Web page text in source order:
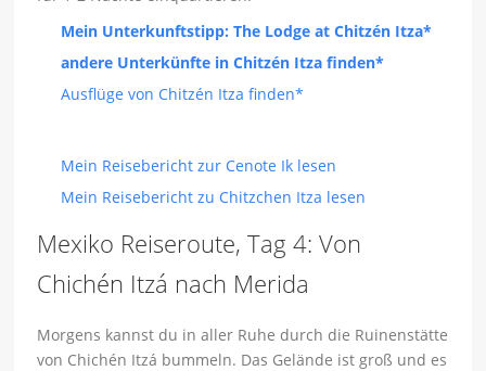
Mein Unterkunftstipp: The Lodge at Chitzén Itza*
andere Unterkünfte in Chitzén Itza finden*
Ausflüge von Chitzén Itza finden*
Mein Reisebericht zur Cenote Ik lesen
Mein Reisebericht zu Chitzchen Itza lesen
Mexiko Reiseroute, Tag 4: Von
Chichén Itzá nach Merida
Morgens kannst du in aller Ruhe durch die Ruinenstätte
von Chichén Itzá bummeln. Das Gelände ist groß und es